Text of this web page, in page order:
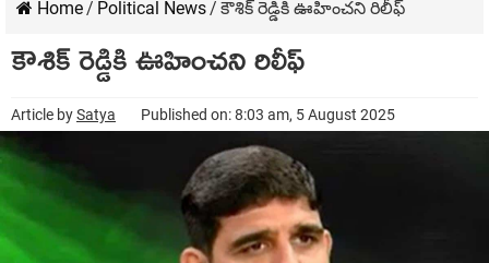
Home/ Political News/ కౌశిక్ రెడ్డికి ఊహించని రిలీఫ్
కౌశిక్ రెడ్డికి ఊహించని రిలీఫ్
Article bySatya Published on: 8:03 am, 5 August 2025